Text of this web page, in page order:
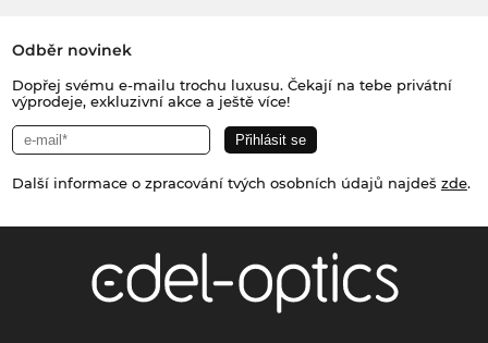
Odběr novinek
Dopřej svému e-mailu trochu luxusu. Čekají na tebe privátní
výprodeje, exkluzivní akce a ještě více!
Další informace o zpracování tvých osobních údajů najdeš zde.